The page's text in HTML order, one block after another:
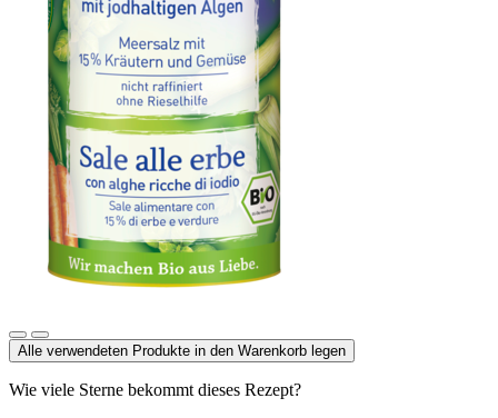
Alle verwendeten Produkte in den Warenkorb legen
Wie viele Sterne bekommt dieses Rezept?